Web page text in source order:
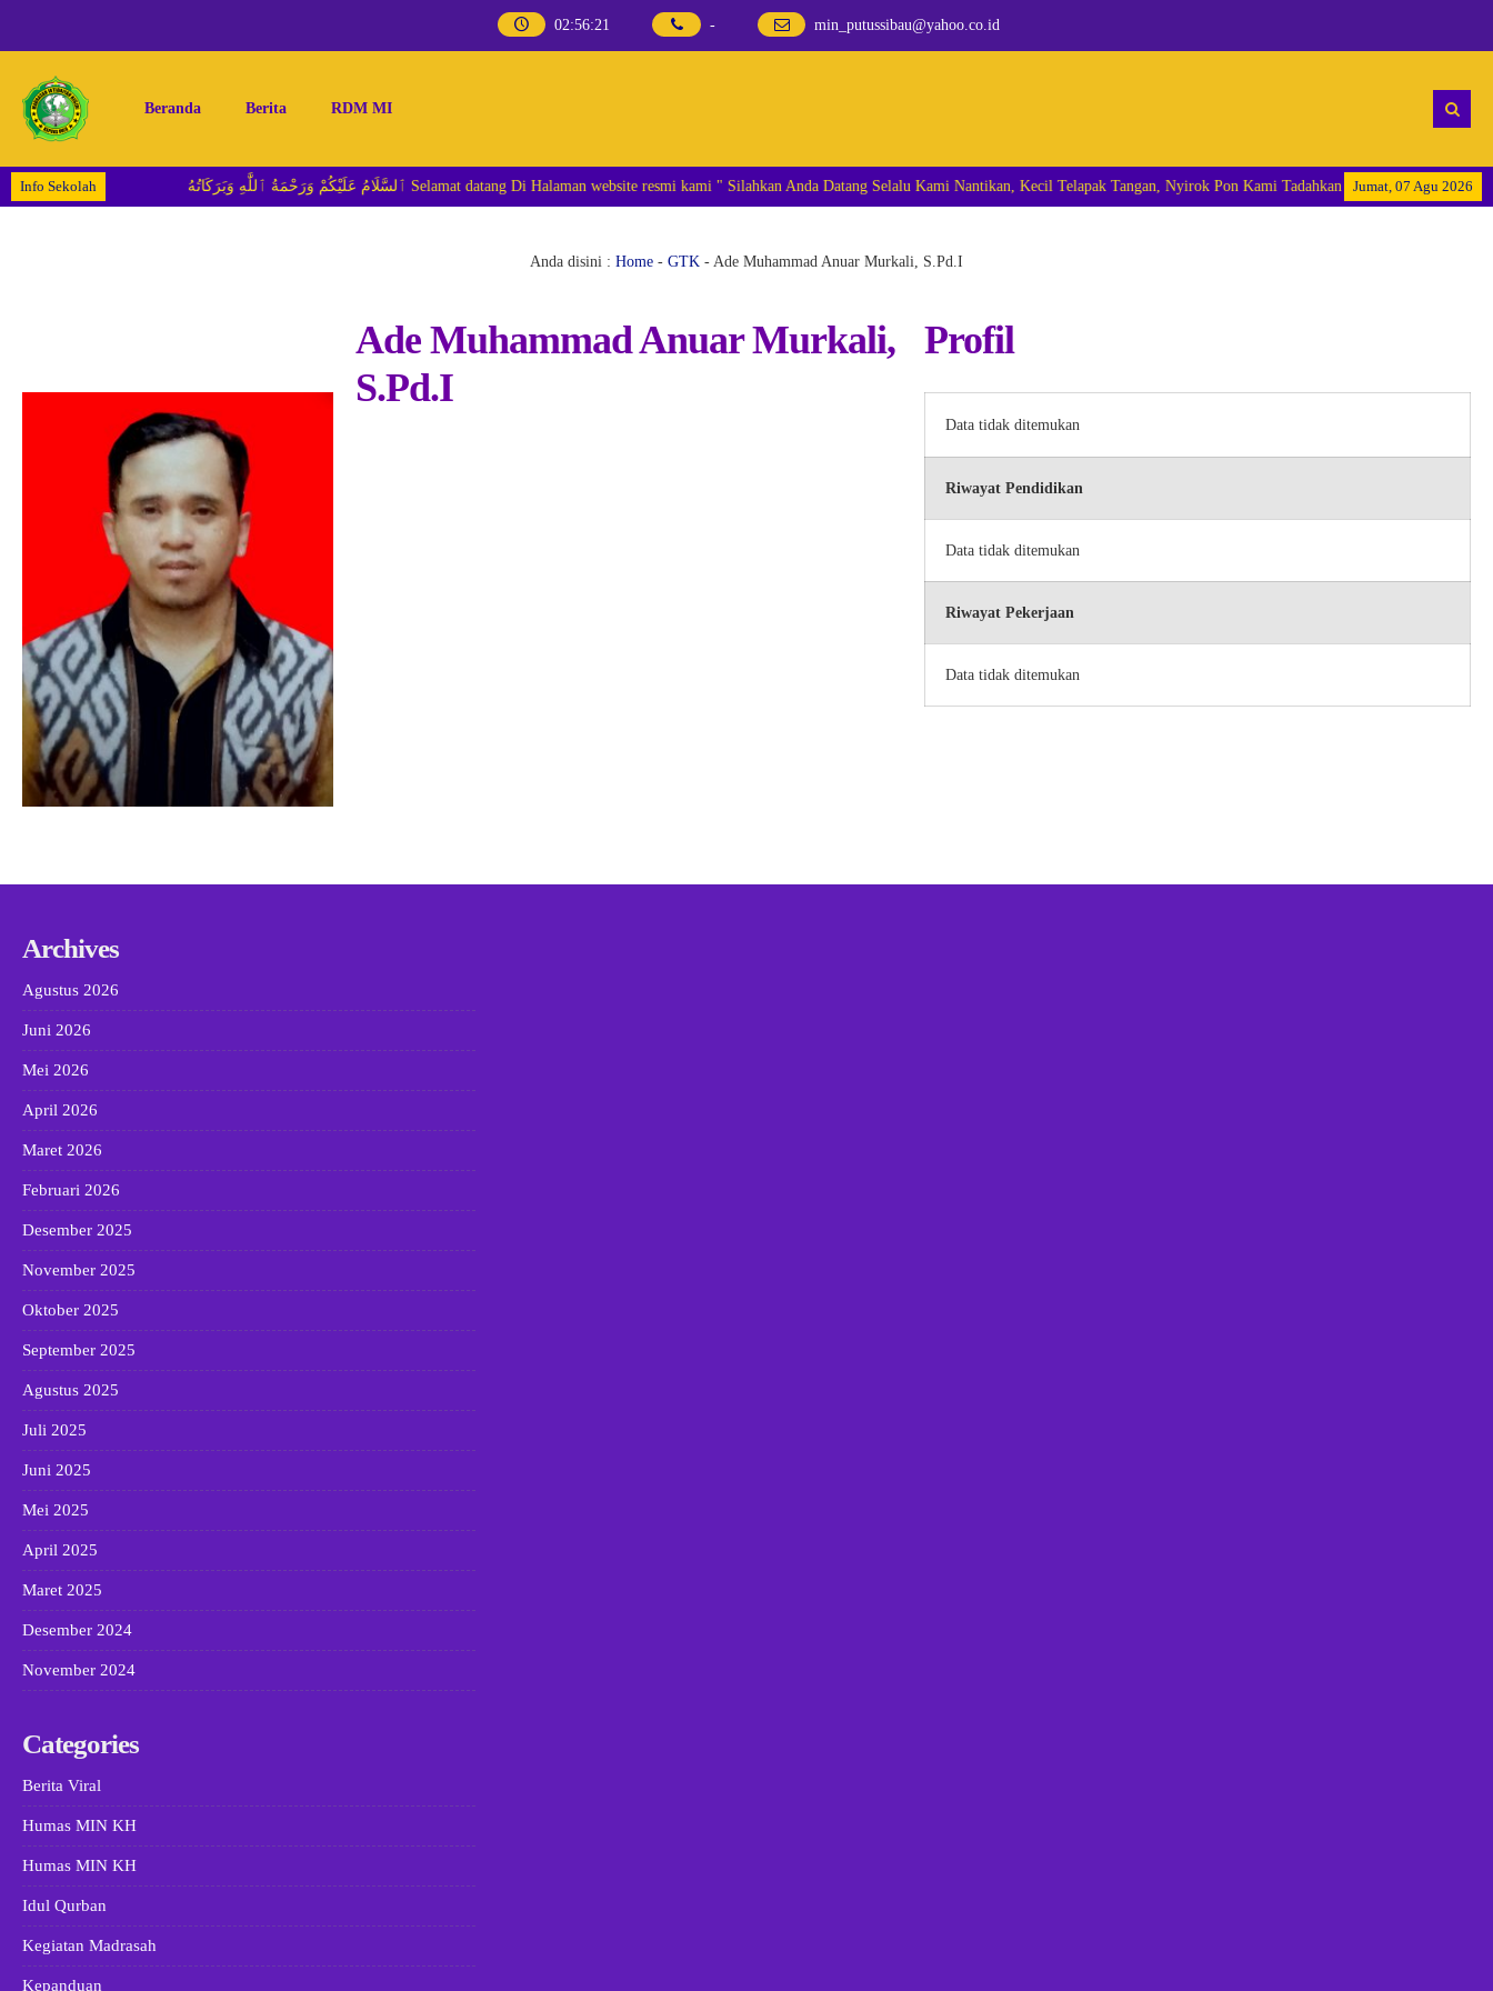
02:56:21 - min_putussibau@yahoo.co.id
Beranda Berita RDM MI
Info Sekolah Jumat, 07 Agu 2026 ٱلسَّلَامُ عَلَيْكُمْ وَرَحْمَةُ ٱللَّٰهِ وَبَرَكَاتُهُ Selamat datang Di Halaman website resmi kami " Silahkan Anda Datang Selalu Kami Nantikan, Kecil Telapak Tangan, Nyirok Pon Kami Tadahkan "
Anda disini : Home - GTK - Ade Muhammad Anuar Murkali, S.Pd.I
Ade Muhammad Anuar Murkali,
S.Pd.I
Profil
Data tidak ditemukan
Riwayat Pendidikan
Data tidak ditemukan
Riwayat Pekerjaan
Data tidak ditemukan
Archives
Agustus 2026
Juni 2026
Mei 2026
April 2026
Maret 2026
Februari 2026
Desember 2025
November 2025
Oktober 2025
September 2025
Agustus 2025
Juli 2025
Juni 2025
Mei 2025
April 2025
Maret 2025
Desember 2024
November 2024
Categories
Berita Viral
Humas MIN KH
Humas MIN KH
Idul Qurban
Kegiatan Madrasah
Kepanduan